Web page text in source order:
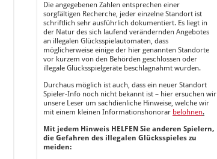
Die angegebenen Zahlen entsprechen einer
sorgfältigen Recherche, jeder einzelne Standort ist
schriftlich sehr ausführlich dokumentiert. Es liegt in
der Natur des sich laufend verändernden Angebotes
an illegalen Glücksspielautomaten, dass
möglicherweise einige der hier genannten Standorte
vor kurzem von den Behörden geschlossen oder
illegale Glücksspielgeräte beschlagnahmt wurden.
Durchaus möglich ist auch, dass ein neuer Standort
Spieler-Info noch nicht bekannt ist – hier ersuchen wir
unsere Leser um sachdienliche Hinweise, welche wir
mit einem kleinen Informationshonorar belohnen.
Mit jedem Hinweis HELFEN Sie anderen Spielern,
die Gefahren des illegalen Glücksspieles zu
meiden: